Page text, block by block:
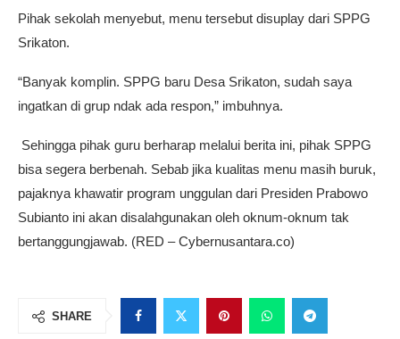
Pihak sekolah menyebut, menu tersebut disuplay dari SPPG
Srikaton.
“Banyak komplin. SPPG baru Desa Srikaton, sudah saya
ingatkan di grup ndak ada respon,” imbuhnya.
Sehingga pihak guru berharap melalui berita ini, pihak SPPG
bisa segera berbenah. Sebab jika kualitas menu masih buruk,
pajaknya khawatir program unggulan dari Presiden Prabowo
Subianto ini akan disalahgunakan oleh oknum-oknum tak
bertanggungjawab. (RED – Cybernusantara.co)
SHARE